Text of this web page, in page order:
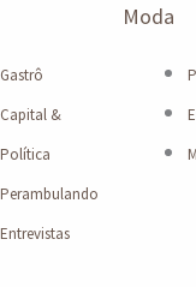
Gastrô
Capital &
Política
Perambulando
Entrevistas
Moda